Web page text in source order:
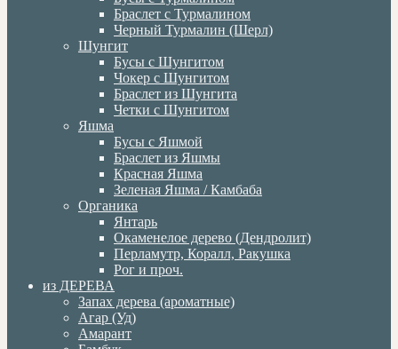
Браслет с Турмалином
Черный Турмалин (Шерл)
Шунгит
Бусы с Шунгитом
Чокер с Шунгитом
Браслет из Шунгита
Четки с Шунгитом
Яшма
Бусы с Яшмой
Браслет из Яшмы
Красная Яшма
Зеленая Яшма / Камбаба
Органика
Янтарь
Окаменелое дерево (Дендролит)
Перламутр, Коралл, Ракушка
Рог и проч.
из ДЕРЕВА
Запах дерева (ароматные)
Агар (Уд)
Амарант